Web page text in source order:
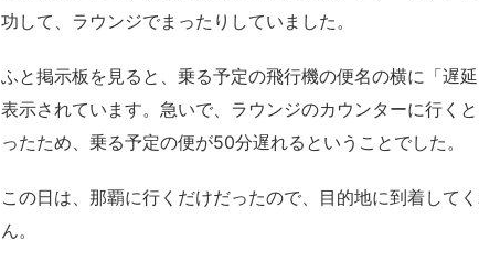
功して、ラウンジでまったりしていました。
ふと掲示板を見ると、乗る予定の飛行機の便名の横に「遅
表示されています。急いで、ラウンジのカウンターに行く
ったため、乗る予定の便が50分遅れるということでした。
この日は、那覇に行くだけだったので、目的地に到着して
ん。